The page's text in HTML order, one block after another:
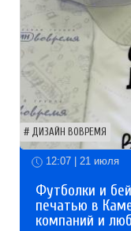
ДИЗАЙН ВОВРЕМЯ
12:07 | 21 июля
Футболки и
печатью в
компаний и